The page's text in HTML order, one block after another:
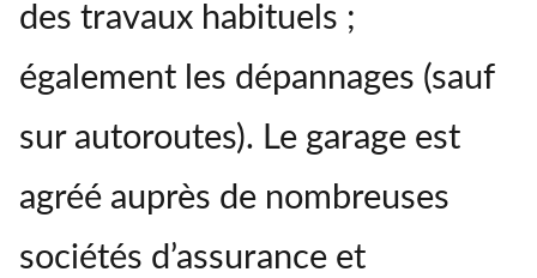
des travaux habituels ;
également les dépannages (sauf
sur autoroutes). Le garage est
agréé auprès de nombreuses
sociétés d’assurance et